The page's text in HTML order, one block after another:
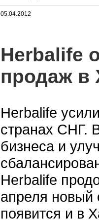
05.04.2012
Herbalife
продаж в
Herbalife
странах СНГ.
бизнеса и
Herbalife
апреля
появится и в